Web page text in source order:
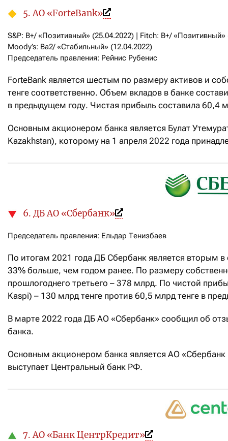
5. АО «ForteBank»
S&P: B+/ «Позитивный» (25.04.2022) | Fitch: B+/ «Позитивный»
Moody’s: Ba2/ «Стабильный» (12.04.2022)
Председатель правления: Рейнис Рубенис
ForteBank является шестым по размеру активов и
тенге соответственно. Объем вкладов в банке
в предыдущем году. Чистая прибыль составила 60,4
Основным акционером банка является Булат
Kazakhstan), которому на 1 апреля 2022 года
6. ДБ АО «Сбербанк»
Председатель правления: Ельдар Тенизбаев
По итогам 2021 года ДБ Сбербанк является вторым в
33% больше, чем годом ранее. По размеру
прошлогоднего третьего – 378 млрд. По чистой
Kaspi) – 130 млрд тенге против 60,5 млрд тенге в
В марте 2022 года ДБ АО «Сбербанк» сообщил об
банка.
Основным акционером банка является АО
выступает Центральный банк РФ.
7. АО «Банк ЦентрКредит»